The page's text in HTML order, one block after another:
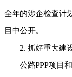
全年的涉企检查计
目中公开。
2. 抓好重大建设
公路PPP项目和